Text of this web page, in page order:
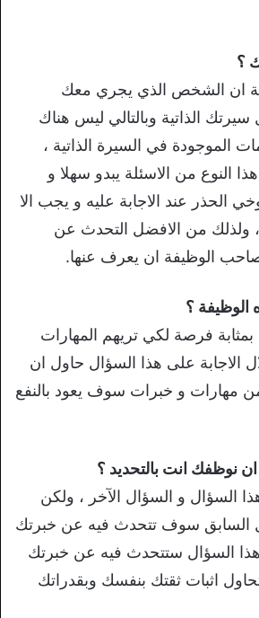
؟
ان الشخص الذي يجري معك
سيرتك الذاتية وبالتالي ليس هناك
الموجودة في السيرة الذاتية ،
النوع من الاسئلة يبدو سهلا و
الحذر عند الاجابة عليه و يجب الا
، ولذلك من الافضل التحدث عن
الوظيفة ان يعرف عنها.
؟
فرصة لكي تريهم المهارات
الاجابة على هذا السؤال حاول ان
مهارات و خبرات سوف يعود بالنفع
نوظفك انت بالتحديد ؟
السؤال و السؤال الآخر ، ولكن
السابق سوف تتحدث فيه عن خبرتك
السؤال ستتحدث فيه عن خبرتك
اثبات ثقتك بنفسك وبقدراتك